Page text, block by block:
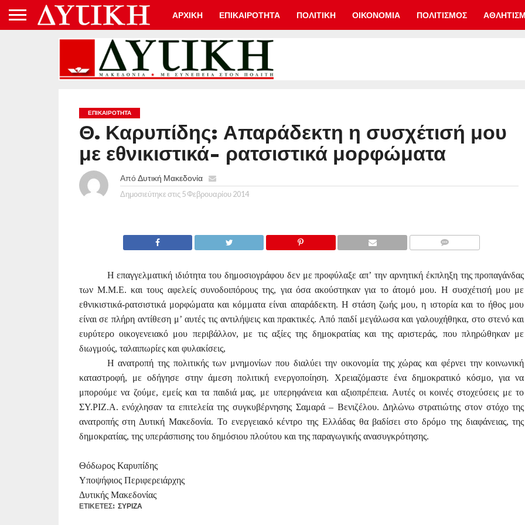
ΑΡΧΙΚΗ ΕΠΙΚΑΙΡΟΤΗΤΑ ΠΟΛΙΤΙΚΗ ΟΙΚΟΝΟΜΙΑ ΠΟΛΙΤΙΣΜΟΣ
ΕΠΙΚΑΙΡΟΤΗΤΑ
Θ. Καρυπίδης: Απαράδεκτη η συσχέτισή μου
με εθνικιστικά- ρατσιστικά μορφώματα
ΑπόΔυτική Μακεδονία
Δημοσιεύτηκε στις 5 Φεβρουαρίου 2014
Η επαγγελματική ιδιότητα του δημοσιογράφου δεν με προφύλαξε απʼ την αρνητική έκπληξη της προπαγάνδας
των Μ.Μ.Ε. και τους αφελείς συνοδοιπόρους της, για όσα ακούστηκαν για το άτομό μου. Η συσχέτισή μου με
εθνικιστικά-ρατσιστικά μορφώματα και κόμματα είναι απαράδεκτη. Η στάση ζωής μου, η ιστορία και το ήθος μου
είναι σε πλήρη αντίθεση μʼ αυτές τις αντιλήψεις και πρακτικές. Από παιδί μεγάλωσα και γαλουχήθηκα, στο στενό και
ευρύτερο οικογενειακό μου περιβάλλον, με τις αξίες της δημοκρατίας και της αριστεράς, που πληρώθηκαν με
διωγμούς, ταλαιπωρίες και φυλακίσεις,
Η ανατροπή της πολιτικής των μνημονίων που διαλύει την οικονομία της χώρας και φέρνει την κοινωνική
καταστροφή, με οδήγησε στην άμεση πολιτική ενεργοποίηση. Χρειαζόμαστε ένα δημοκρατικό κόσμο, για να
μπορούμε να ζούμε, εμείς και τα παιδιά μας, με υπερηφάνεια και αξιοπρέπεια. Αυτές οι κοινές στοχεύσεις με το
ΣΥ.ΡΙΖ.Α. ενόχλησαν τα επιτελεία της συγκυβέρνησης Σαμαρά – Βενιζέλου. Δηλώνω στρατιώτης στον στόχο της
ανατροπής στη Δυτική Μακεδονία. Το ενεργειακό κέντρο της Ελλάδας θα βαδίσει στο δρόμο της διαφάνειας, της
δημοκρατίας, της υπεράσπισης του δημόσιου πλούτου και της παραγωγικής ανασυγκρότησης.
Θόδωρος Καρυπίδης
Υποψήφιος Περιφερειάρχης
Δυτικής Μακεδονίας
ΕΤΙΚΕΤΕΣ: ΣΥΡΙΖΑ